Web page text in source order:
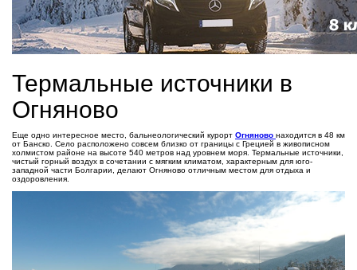
Термальные источники в
Огняново
Еще одно интересное место, бальнеологический курорт Огняново находится в 48 км
от Банско. Село расположено совсем близко от границы с Грецией в живописном
холмистом районе на высоте 540 метров над уровнем моря. Термальные источники,
чистый горный воздух в сочетании с мягким климатом, характерным для юго-
западной части Болгарии, делают Огняново отличным местом для отдыха и
оздоровления.